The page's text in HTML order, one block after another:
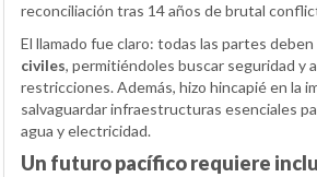
reconciliación tras 14 años de brutal
El llamado fue claro: todas las partes deben
civiles, permitiéndoles buscar seguridad y
restricciones. Además, hizo hincapié en la
salvaguardar infraestructuras esenciales
agua y electricidad.
Un futuro pacífico requiere